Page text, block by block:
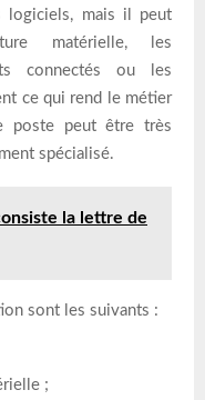
logiciels, mais il peut
matérielle, les
connectés ou les
ce qui rend le métier
poste peut être très
spécialisé.
la lettre de
sont les suivants :
;